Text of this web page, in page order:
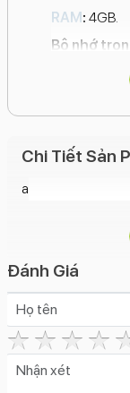
Chi Tiết Sản
a
Đánh Giá
RAM: 4GB.
Bộ nhớ
Camera
video 4K
video Full
Hệ điều
bản iOS
Tính năng:
Kích thước
208g.
Màu sắc: